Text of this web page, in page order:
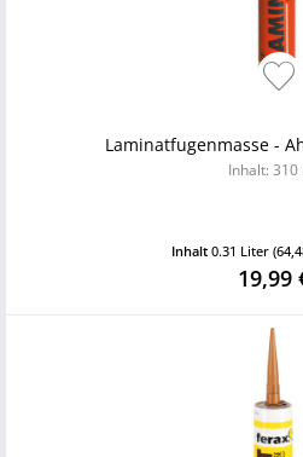
Laminatfugenmasse -
Inhalt: 310
Inhalt 0.31 Liter
19,99